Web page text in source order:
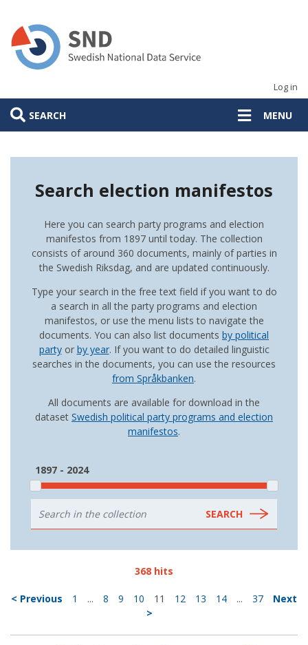
main
content
Log in
SEARCH MENU
Search election manifestos
Here you can search party programs and election
manifestos from 1897 until today. The collection
consists of around 360 documents, mainly of parties in
the Swedish Riksdag, and are updated continuously.
Type your search in the free text field if you want to do
a search in all the party programs and election
manifestos, or use the menu lists to navigate the
documents. You can also list documents by political
partyor by year. If you want to do detailed linguistic
searches in the documents, you can use the resources
from Språkbanken.
All documents are available for download in the
dataset Swedish political party programs and election
manifestos.
1897 - 2024
368 hits
< Previous 1 ... 8 9 10 11 12 13 14 ... 37
Next
>